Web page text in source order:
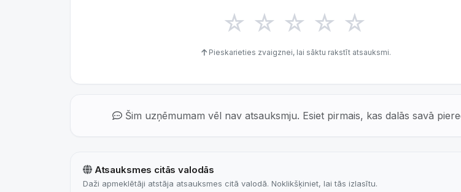
☆ ☆ ☆ ☆ ☆
Pieskarieties zvaigznei, lai sāktu rakstīt atsauksmi.
Šim uzņēmumam vēl nav atsauksmju. Esiet pirmais, kas dalās savā
Atsauksmes citās valodās
Daži apmeklētāji atstāja atsauksmes citā valodā. Noklikšķiniet, lai tās izlasītu.